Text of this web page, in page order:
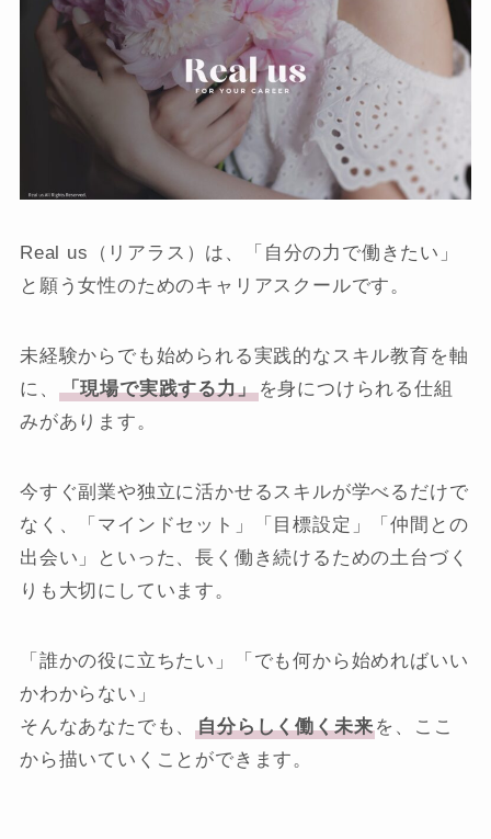
Real us（リアラス）は、「自分の力で働きたい」
と願う女性のためのキャリアスクールです。
未経験からでも始められる実践的なスキル教育を軸
に、
「現場で実践する力」を身につけられる仕組
みがあります。
今すぐ副業や独立に活かせるスキルが学べるだけで
なく、「マインドセット」「目標設定」「仲間との
出会い」といった、長く働き続けるための土台づく
りも大切にしています。
「誰かの役に立ちたい」「でも何から始めればいい
かわからない」
そんなあなたでも、自分らしく働く未来を、ここ
から描いていくことができます。